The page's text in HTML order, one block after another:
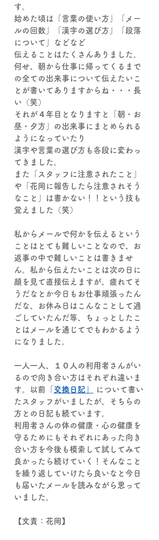
す。
始めた頃は「言葉の使い方」「メー
ルの回数」「漢字の選び方」「段落
について」などなど
伝えることはたくさんありました。
何せ、朝から仕事に帰ってくるまで
の全ての出来事について伝えたいこ
とが書いてありますからね・・・長
い（笑）
それが４年目となりますと「朝・お
昼・夕方」の出来事にまとめられる
ようになっていたり
漢字や言葉の選び方も各段に変わっ
てきました。
また「スタッフに注意されたこと」
や「花岡に報告したら注意されそう
なこと」は書かない！！という技も
覚えました（笑）
私からメールで何かを伝えるという
ことはとても難しいことなので、お
返事の中で難しいことは書きませ
ん。私から伝えたいことは次の日に
顔を見て直接伝えますが、疲れてそ
うだなとか今日もお仕事頑張ったん
だな、お休み日はこんなことして過
ごしていたんだ等、ちょっとしたこ
とはメールを通じてでもわかるよう
になりました。
一人一人、１０人の利用者さんがい
るので向き合い方はそれぞれ違いま
す。以前「 交換日記」
について書い
たスタッフがいましたが、そちらの
方との日記も続ています。
利用者さんの体の健康・心の健康を
守るためにもそれぞれにあった向き
合い方を今後も模索して試してみて
良かったら続けていく！そんなこと
を繰り返していけたら良いなと今日
も届いたメールを読みながら思って
いました。
【文責：花岡】